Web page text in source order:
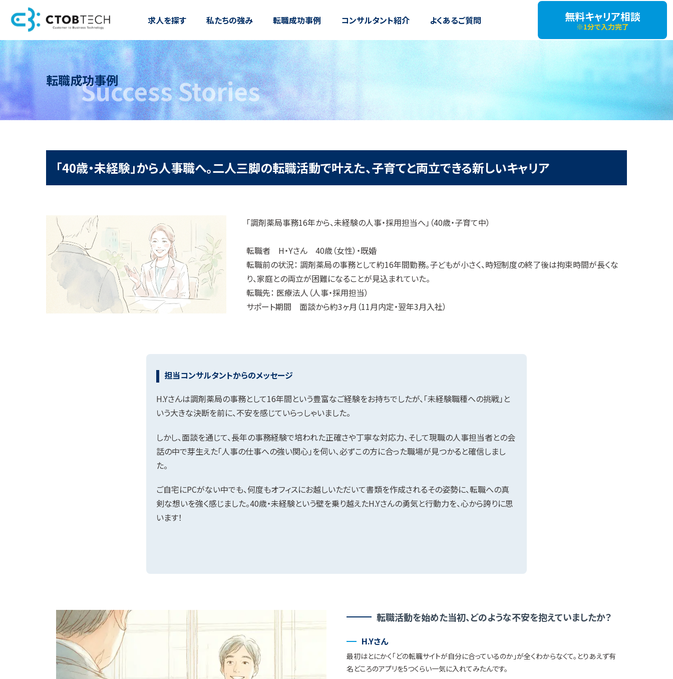
求人を探す 私たちの強み 転職成功事例 コンサルタント紹介 よくあるご質問 無料キャリア相談
※1分で入力完了
転職成功事例Success Stories
「40歳・未経験」から人事職へ。二人三脚の転職活動で叶えた、子育てと両立できる新しいキャリア
「調剤薬局事務16年から、未経験の人事・採用担当へ」（40歳・子育て中）
転職者 H・Yさん 40歳（女性）・既婚
転職前の状況： 調剤薬局の事務として約16年間勤務。子どもが小さく、時短制度の終了後は拘束時間が長くな
り、家庭との両立が困難になることが見込まれていた。
転職先： 医療法人（人事・採用担当）
サポート期間 面談から約3ヶ月（11月内定・翌年3月入社）
担当コンサルタントからのメッセージ
H.Yさんは調剤薬局の事務として16年間という豊富なご経験をお持ちでしたが、「未経験職種への挑戦」と
いう大きな決断を前に、不安を感じていらっしゃいました。
しかし、面談を通じて、長年の事務経験で培われた正確さや丁寧な対応力、そして現職の人事担当者との会
話の中で芽生えた「人事の仕事への強い関心」を伺い、必ずこの方に合った職場が見つかると確信しまし
た。
ご自宅にPCがない中でも、何度もオフィスにお越しいただいて書類を作成されるその姿勢に、転職への真
剣な想いを強く感じました。40歳・未経験という壁を乗り越えたH.Yさんの勇気と行動力を、心から誇りに思
います！
転職活動を始めた当初、どのような不安を抱えていましたか？
H.Yさん
最初はとにかく「どの転職サイトが自分に合っているのか」が全くわからなくて。とりあえず有
名どころのアプリを5つくらい一気に入れてみたんです。